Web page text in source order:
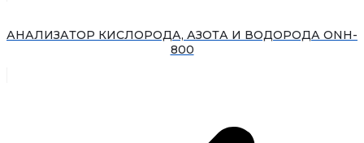
АНАЛИЗАТОР КИСЛОРОДА, АЗОТА И ВОДОРОДА ONH-
800